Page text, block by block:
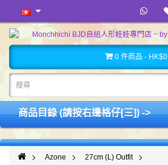
0 件商品 - HK$0
商品目錄 (請按右邊格仔[三]) ->
Azone 27cm (L) Outfit